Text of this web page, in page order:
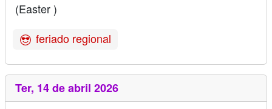
(Easter )
feriado regional
Ter, 14 de abril 2026